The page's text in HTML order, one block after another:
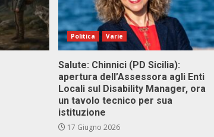
Politica Varie
Salute: Chinnici (PD Sicilia):
apertura dell’Assessora agli Enti
Locali sul Disability Manager, ora
un tavolo tecnico per sua
istituzione
17 Giugno 2026